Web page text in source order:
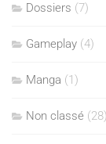
Dossiers (7)
Gameplay (4)
Manga (1)
Non classé (28)